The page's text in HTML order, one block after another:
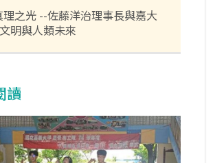
理之光 --佐藤洋治理事長與嘉大
明與人類未來
讀